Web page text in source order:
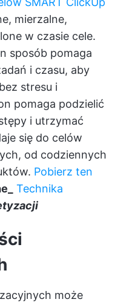
mierzalne,
w czasie cele.
sposób pomaga
i czasu, aby
stresu i
pomaga podzielić
i utrzymać
się do celów
od codziennych
Pobierz ten
Technika
może